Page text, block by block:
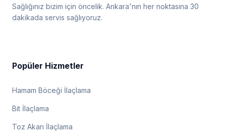
Sağlığınız bizim için öncelik. Ankara'nın her noktasına 30
dakikada servis sağlıyoruz.
Popüler Hizmetler
Hamam Böceği İlaçlama
Bit İlaçlama
Toz Akarı İlaçlama